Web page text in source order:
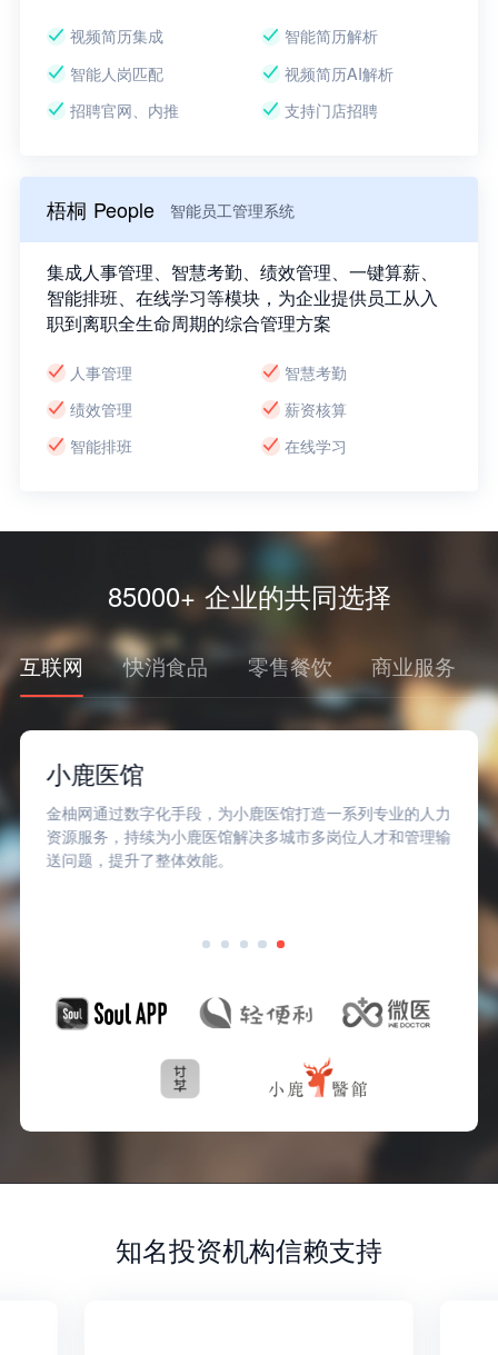
视频简历集成
智能简历解析
智能人岗匹配
视频简历AI解析
招聘官网、内推
支持门店招聘
梧桐 People 智能员工管理系统
集成人事管理、智慧考勤、绩效管理、一键算薪、
智能排班、在线学习等模块，为企业提供员工从入
职到离职全生命周期的综合管理方案
人事管理
智慧考勤
绩效管理
薪资核算
智能排班
在线学习
85000+ 企业的共同选择
互联网 快消食品 零售餐饮 商业服务
小鹿医馆
金柚网通过数字化手段，为小鹿医馆打造一系列专业的人力
资源服务，持续为小鹿医馆解决多城市多岗位人才和管理输
送问题，提升了整体效能。
知名投资机构信赖支持